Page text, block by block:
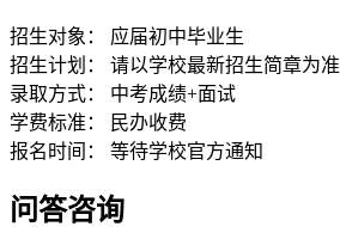
招生对象：
应届初中毕业生
招生计划：
请以学校最新招生简章为准
录取方式：
中考成绩+面试
学费标准：
民办收费
报名时间：
等待学校官方通知
问答咨询